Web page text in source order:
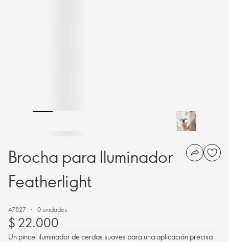
Brocha para Iluminador
Featherlight
47827 0 unidades.
$ 22.000
Un pincel iluminador de cerdas suaves para una aplicación precisa